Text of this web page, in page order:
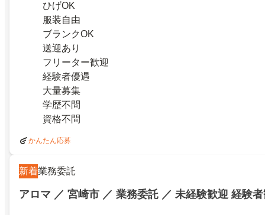
ひげOK
服装自由
ブランクOK
送迎あり
フリーター歓迎
経験者優遇
大量募集
学歴不問
資格不問
かんたん応募
新着業務委託
アロマ ／ 宮崎市 ／ 業務委託 ／ 未経験歓迎 経験